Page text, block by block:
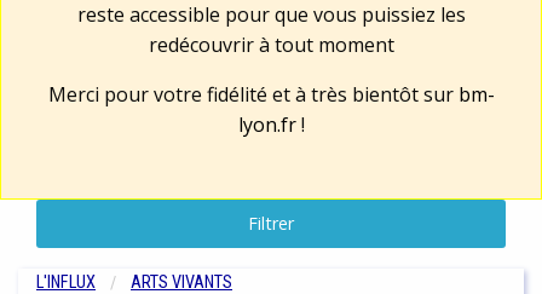
reste accessible pour que vous puissiez les
redécouvrir à tout moment
Merci pour votre fidélité et à très bientôt sur bm-
lyon.fr!
Filtrer
L'INFLUX ARTS VIVANTS